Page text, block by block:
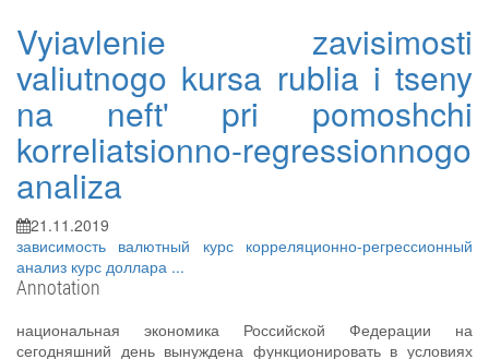
Vyiavlenie zavisimosti
valiutnogo kursa rublia i tseny
na neft' pri pomoshchi
korreliatsionno-regressionnogo
analiza
21.11.2019
зависимость валютный курс корреляционно-регрессионный
анализ курс доллара ...
Annotation
национальная экономика Российской Федерации на
сегодняшний день вынуждена функционировать в условиях